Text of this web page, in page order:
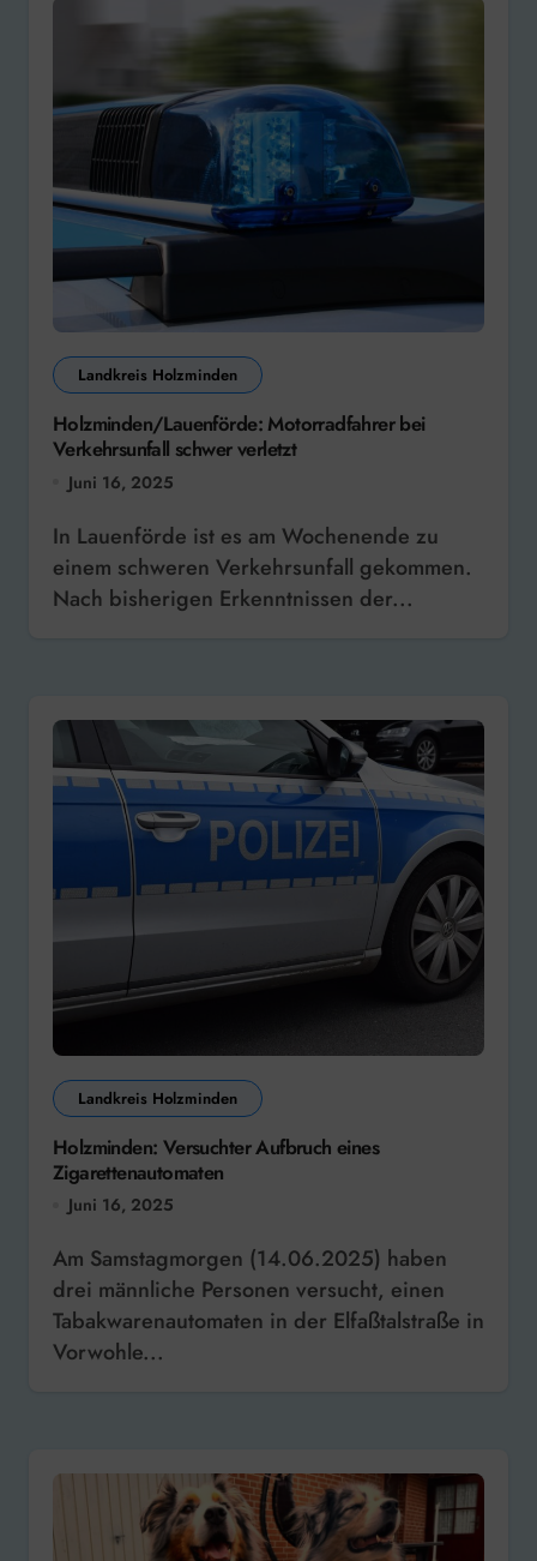
Landkreis Holzminden
Holzminden/Lauenförde: Motorradfahrer bei
Verkehrsunfall schwer verletzt
Juni 16, 2025
In Lauenförde ist es am Wochenende zu
einem schweren Verkehrsunfall gekommen.
Nach bisherigen Erkenntnissen der...
Landkreis Holzminden
Holzminden: Versuchter Aufbruch eines
Zigarettenautomaten
Juni 16, 2025
Am Samstagmorgen (14.06.2025) haben
drei männliche Personen versucht, einen
Tabakwarenautomaten in der Elfaßtalstraße in
Vorwohle...